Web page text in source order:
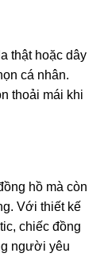
thật hoặc dây
cá nhân.
thoải mái khi
hồ mà còn
Với thiết kế
chiếc đồng
người yêu